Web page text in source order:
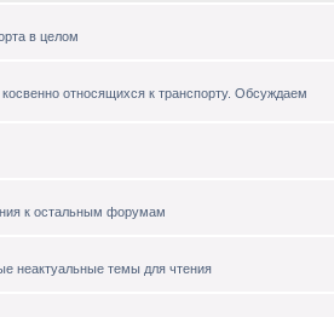
в целом
относящихся к транспорту. Обсуждаем
к остальным форумам
неактуальные темы для чтения